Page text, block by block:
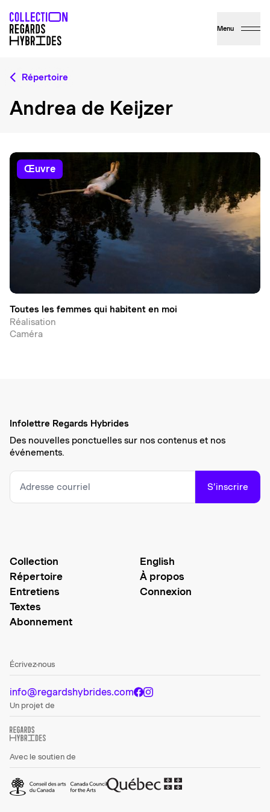
Menu
Répertoire
Andrea de Keijzer
œuvre
Toutes les femmes qui habitent en moi
Réalisation
Caméra
Infolettre Regards Hybrides
Des nouvelles ponctuelles sur nos contenus et nos
événements.
S’inscrire
Collection
Répertoire
Entretiens
Textes
Abonnement
English
À propos
Connexion
Écrivez-nous
info@regardshybrides.com
Un projet de
Avec le soutien de